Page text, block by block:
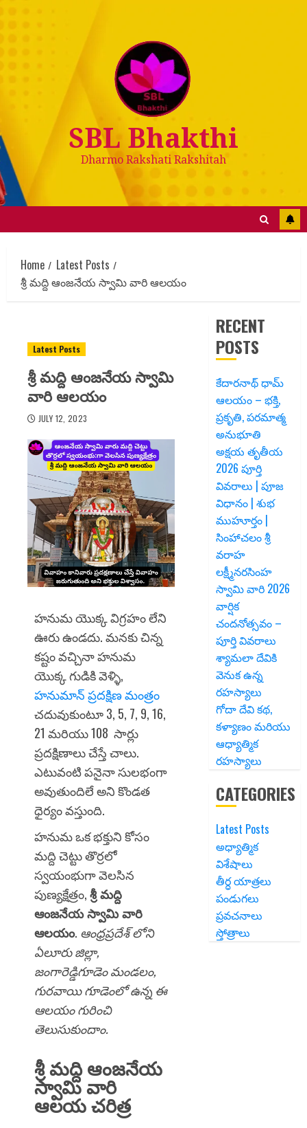
SBL Bhakthi
Dharmo Rakshati Rakshitah
Home
Latest Posts
శ్రీ మద్ది ఆంజనేయ స్వామి వారి ఆలయం
Latest Posts
శ్రీ మద్ది ఆంజనేయ స్వామి
వారి ఆలయం
JULY 12, 2023
హనుమ యొక్క విగ్రహం లేని
ఊరు ఉండదు. మనకు చిన్న
కష్టం వచ్చినా హనుమ
యొక్క గుడికి వెళ్ళి,
హనుమాన్ ప్రదక్షిణ మంత్రం
చదువుకుంటూ 3, 5, 7, 9, 16,
21 మరియు 108 సార్లు
ప్రదక్షిణాలు చేస్తే చాలు.
ఎటువంటి పనైనా సులభంగా
అవుతుందిలే అని కొండత
ధైర్యం వస్తుంది.
హనుమ ఒక భక్తుని కోసం
మద్ది చెట్టు తొర్రలో
స్వయంభుగా వెలసిన
పుణ్యక్షేత్రం,శ్రీ మద్ది
ఆంజనేయ స్వామి వారి
ఆలయం. ఆంధ్రప్రదేశ్ లోని
ఏలూరు జిల్లా,
జంగారెడ్డిగూడెం మండలం,
గురవాయి గూడెంలో ఉన్న ఈ
ఆలయం గురించి
తెలుసుకుందాం.
శ్రీ మద్ది ఆంజనేయ
స్వామి వారి
ఆలయ చరిత్ర
RECENT
POSTS
కేదారనాథ్ ధామ్
ఆలయం – భక్తి,
ప్రకృతి, పరమాత్మ
అనుభూతి
అక్షయ తృతీయ
2026 పూర్తి
వివరాలు | పూజ
విధానం | శుభ
ముహూర్తం |
సింహాచలం శ్రీ
వరాహ
లక్ష్మీనరసింహ
స్వామి వారి 2026
వార్షిక
చందనోత్సవం –
పూర్తి వివరాలు
శ్యామలా దేవికి
వెనుక ఉన్న
రహస్యాలు
గోదా దేవి కథ,
కళ్యాణం మరియు
ఆధ్యాత్మిక
రహస్యాలు
CATEGORIES
Latest Posts
అధ్యాత్మిక
విశేషాలు
తీర్ధ యాత్రలు
పండుగలు
ప్రవచనాలు
స్తోత్రాలు